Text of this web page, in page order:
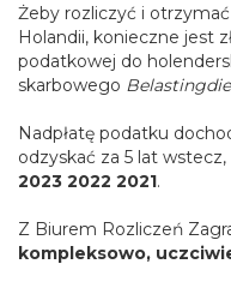
Żeby rozliczyć i
Holandii, konieczne jest
podatkowej do
skarbowego
Nadpłatę podatku
odzyskać za 5 lat
2023 2022 2021.
Z Biurem Rozliczeń
kompleksowo,